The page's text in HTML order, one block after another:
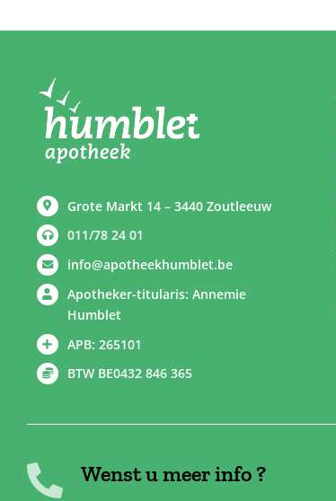
Grote Markt 14 – 3440 Zoutleeuw
011/78 24 01
info@apotheekhumblet.be
Apotheker-titularis: Annemie
Humblet
APB: 265101
BTW BE0432 846 365
Wenst u meer info ?